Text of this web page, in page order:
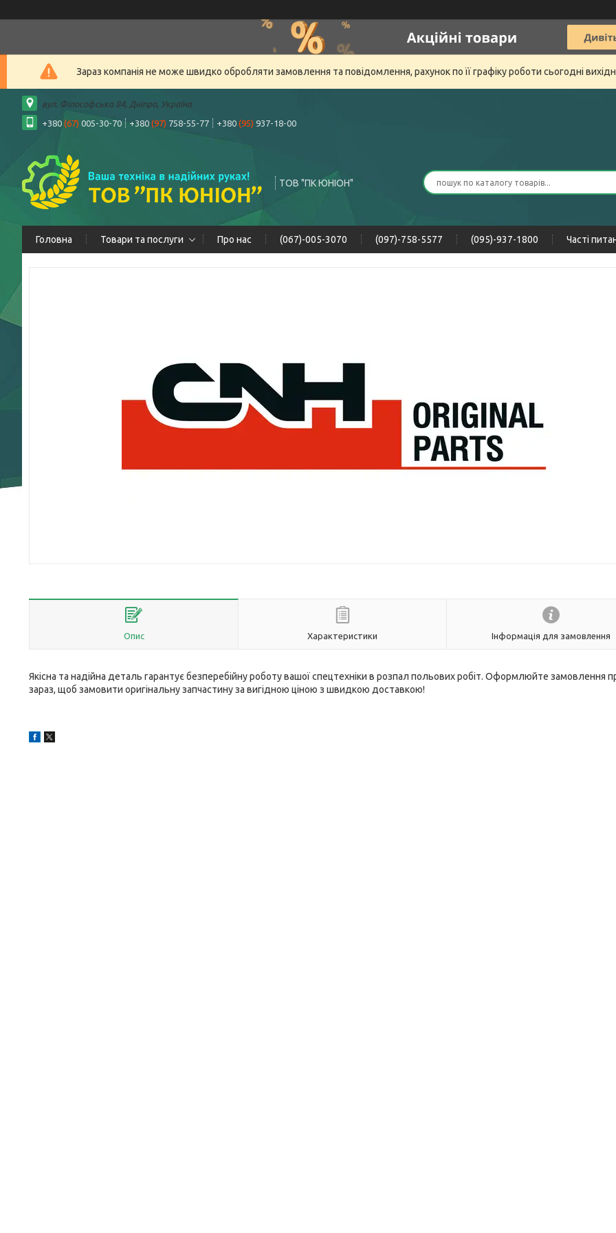
Зараз компанія не може швидко обробляти замовлення та повідомлення, рахунок по її графіку роботи сьогодні
вул. Філософська 84, Дніпро, Україна
+380 (67) 005-30-70 +380 (97) 758-55-77 +380 (95) 937-18-00
ТОВ "ПК ЮНІОН"
Головна Товари та послуги Про нас (067)-005-3070 (097)-758-5577 (095)-937-1800 Часті
Опис Характеристики Інформація для замовлення
Якісна та надійна деталь гарантує безперебійну роботу вашої спецтехніки в розпал польових робіт. Оформлюйте замовлення
зараз, щоб замовити оригінальну запчастину за вигідною ціною з швидкою доставкою!